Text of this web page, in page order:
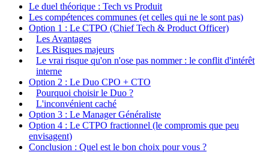
Le duel théorique : Tech vs Produit
Les compétences communes (et celles qui ne le sont pas)
Option 1 : Le CTPO (Chief Tech & Product Officer)
Les Avantages
Les Risques majeurs
Le vrai risque qu'on n'ose pas nommer : le conflit d'intérêt
interne
Option 2 : Le Duo CPO + CTO
Pourquoi choisir le Duo ?
L'inconvénient caché
Option 3 : Le Manager Généraliste
Option 4 : Le CTPO fractionnel (le compromis que peu
envisagent)
Conclusion : Quel est le bon choix pour vous ?